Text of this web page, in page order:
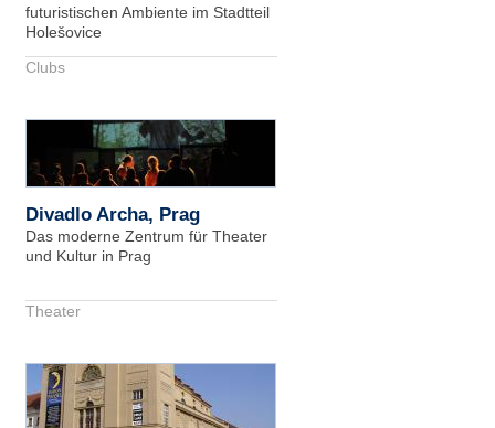
futuristischen Ambiente im Stadtteil
Holešovice
Clubs
Divadlo Archa, Prag
Das moderne Zentrum für Theater
und Kultur in Prag
Theater